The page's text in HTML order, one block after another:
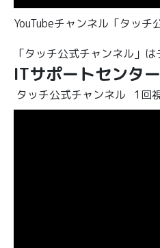
YouTubeチャンネル「タッ
「タッチ公式チャンネル」
ITサポートセンタ
タッチ公式チャンネル 1回